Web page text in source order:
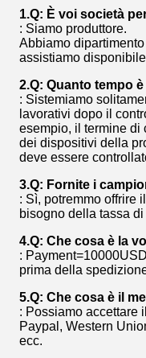
1.Q: È voi società
: Siamo produttore.
Abbiamo
assistiamo
2.Q: Quanto tempo
: Sistemiamo
lavorativi dopo il
esempio, il termine di
dei dispositivi della
deve essere
3.Q: Fornite i
: Sì, potremmo offrire
bisogno della tassa
4.Q: Che cosa è la
: Payment=10000USD
prima della
5.Q: Che cosa è il
: Possiamo accettare
Paypal, Western
ecc.